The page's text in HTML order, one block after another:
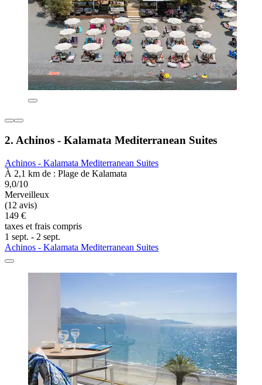
2. Achinos - Kalamata Mediterranean Suites
Achinos - Kalamata Mediterranean Suites
À 2,1 km de : Plage de Kalamata
9,0/10
Merveilleux
(12 avis)
149 €
taxes et frais compris
1 sept. - 2 sept.
Achinos - Kalamata Mediterranean Suites